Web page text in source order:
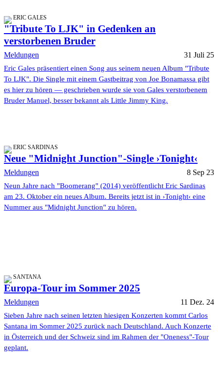
ERIC GALES
"Tribute To LJK" in Gedenken an
verstorbenen Bruder
Meldungen 31 Juli 25
Eric Gales präsentiert einen Song aus seinem neuen Album "Tribute
To LJK". Die Single mit einem Gastbeitrag von Joe Bonamassa gibt
es hier zu hören — geschrieben wurde sie von Gales verstorbenem
Bruder Manuel, besser bekannt als Little Jimmy King.
ERIC SARDINAS
Neue "Midnight Junction"-Single ›Tonight‹
Meldungen 8 Sep 23
Neun Jahre nach "Boomerang" (2014) veröffentlicht Eric Sardinas
am 23. Oktober ein neues Album. Bereits jetzt ist in ›Tonight‹ eine
Nummer aus "Midnight Junction" zu hören.
SANTANA
Europa-Tour im Sommer 2025
Meldungen 11 Dez. 24
Sieben Jahre nach seinen letzten hiesigen Konzerten kommt Carlos
Santana im Sommer 2025 zurück nach Deutschland. Auch Konzerte
in Österreich und der Schweiz sind im Rahmen der "Oneness"-Tour
geplant.